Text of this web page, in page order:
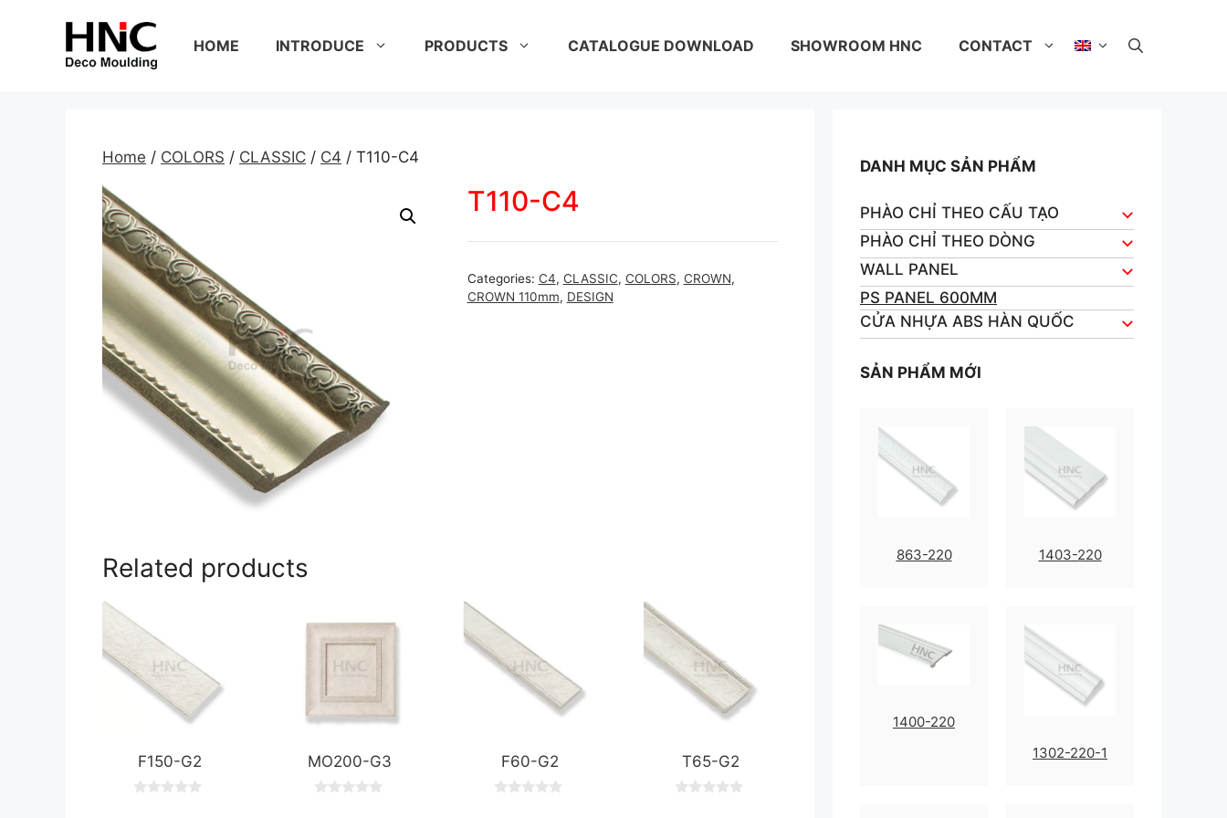
HOME INTRODUCE PRODUCTS CATALOGUE DOWNLOAD SHOWROOM HNC CONTACT
Home / COLORS / CLASSIC / C4 / T110-C4
T110-C4
Categories: C4, CLASSIC, COLORS, CROWN,
CROWN 110mm, DESIGN
Related products
F150-G2 MO200-G3 F60-G2 T65-G2
DANH MỤC SẢN PHẨM
PHÀO CHỈ THEO CẤU TẠO
PHÀO CHỈ THEO DÒNG
WALL PANEL
PS PANEL 600MM
CỬA NHỰA ABS HÀN QUỐC
SẢN PHẨM MỚI
863-220 1403-220
1400-220
1302-220-1